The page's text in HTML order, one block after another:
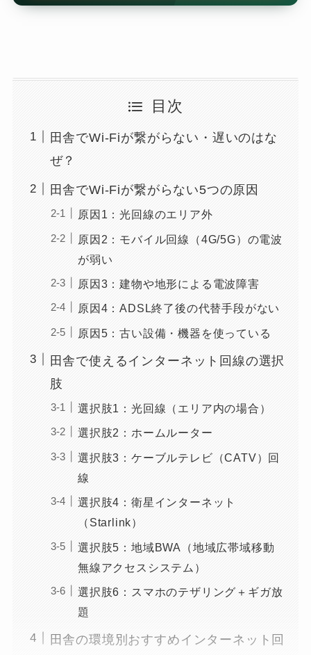
目次
田舎でWi-Fiが繋がらない・遅いのはな
ぜ？
田舎でWi-Fiが繋がらない5つの原因
原因1：光回線のエリア外
原因2：モバイル回線（4G/5G）の電波
が弱い
原因3：建物や地形による電波障害
原因4：ADSL終了後の代替手段がない
原因5：古い設備・機器を使っている
田舎で使えるインターネット回線の選択
肢
選択肢1：光回線（エリア内の場合）
選択肢2：ホームルーター
選択肢3：ケーブルテレビ（CATV）回
線
選択肢4：衛星インターネット
（Starlink）
選択肢5：地域BWA（地域広帯域移動
無線アクセスシステム）
選択肢6：スマホのテザリング＋ギガ放
題
田舎の環境別おすすめインターネット回